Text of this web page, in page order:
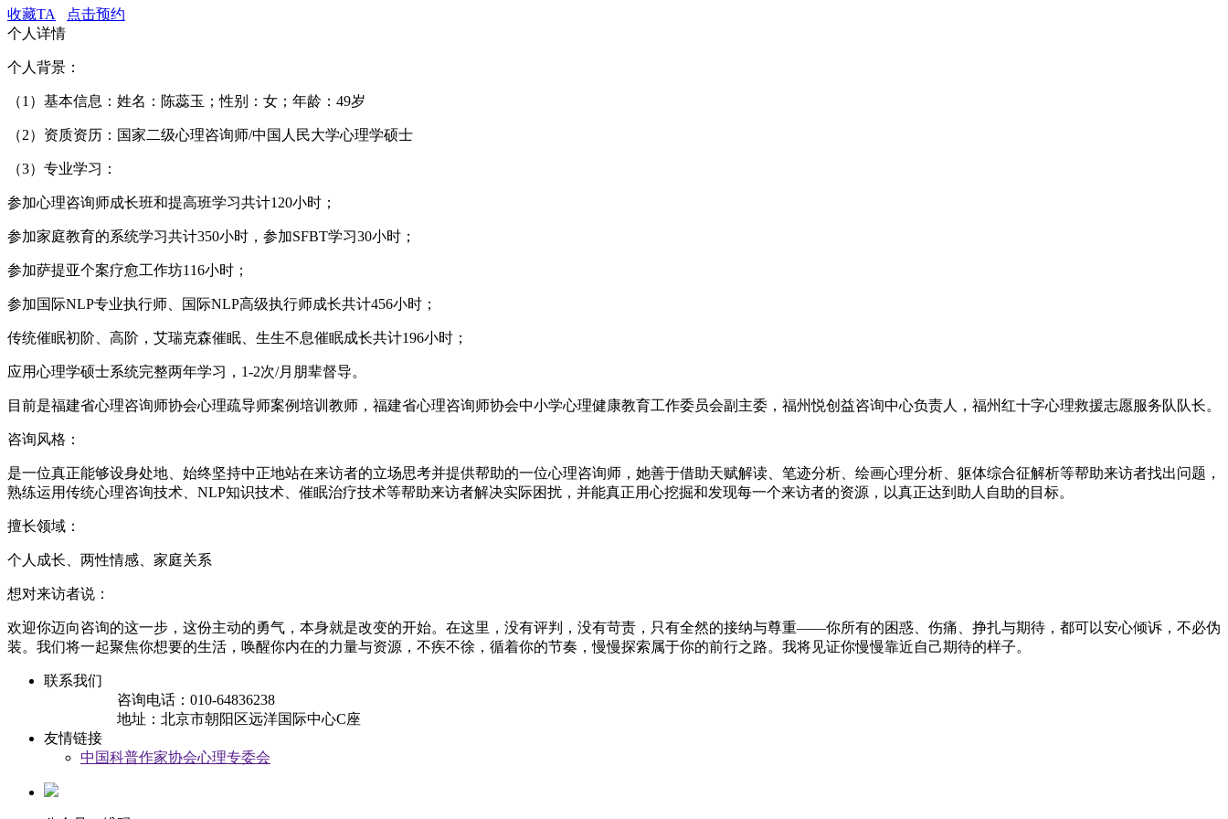
收藏TA
点击预约
个人详情
个人背景：
（1）基本信息：姓名：陈蕊玉；性别：女；年龄：49岁
（2）资质资历：国家二级心理咨询师/中国人民大学心理学硕士
（3）专业学习：
参加心理咨询师成长班和提高班学习共计120小时；
参加家庭教育的系统学习共计350小时，参加SFBT学习30小时；
参加萨提亚个案疗愈工作坊116小时；
参加国际NLP专业执行师、国际NLP高级执行师成长共计456小时；
传统催眠初阶、高阶，艾瑞克森催眠、生生不息催眠成长共计196小时；
应用心理学硕士系统完整两年学习，1-2次/月朋辈督导。
目前是福建省心理咨询师协会心理疏导师案例培训教师，福建省心理咨询师协会中小学心理健康教育工作委员会副主委，福州悦创益咨询中心负责人，福州红十字心理救援志愿服务队队长。
咨询风格：
是一位真正能够设身处地、始终坚持中正地站在来访者的立场思考并提供帮助的一位心理咨询师，她善于借助天赋解读、笔迹分析、绘画心理分析、躯体综合征解析等帮助来访者找出问题，
熟练运用传统心理咨询技术、NLP知识技术、催眠治疗技术等帮助来访者解决实际困扰，并能真正用心挖掘和发现每一个来访者的资源，以真正达到助人自助的目标。
擅长领域：
个人成长、两性情感、家庭关系
想对来访者说：
欢迎你迈向咨询的这一步，这份主动的勇气，本身就是改变的开始。在这里，没有评判，没有苛责，只有全然的接纳与尊重——你所有的困惑、伤痛、挣扎与期待，都可以安心倾诉，不必伪
装。我们将一起聚焦你想要的生活，唤醒你内在的力量与资源，不疾不徐，循着你的节奏，慢慢探索属于你的前行之路。我将见证你慢慢靠近自己期待的样子。
联系我们
咨询电话：010-64836238
地址：北京市朝阳区远洋国际中心C座
友情链接
中国科普作家协会心理专委会